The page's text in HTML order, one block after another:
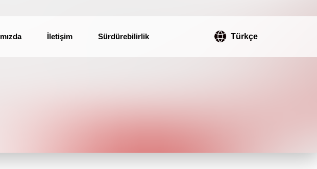
İletişim Sürdürebilirlik Türkçe